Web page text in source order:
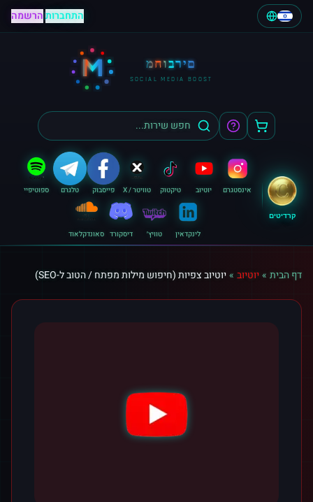
התחברות|הרשמה
M מחוברים
SOCIAL MEDIA BOOST
קרדיטים
אינסטגרם יוטיוב טיקטוק טוויטר / X פייסבוק טלגרם ספוטיפיי
לינקדאין טוויץ׳ דיסקורד סאונדקלאוד
דף הבית »יוטיוב »יוטיוב צפיות (חיפוש מילות מפתח / הטוב ל-SEO)